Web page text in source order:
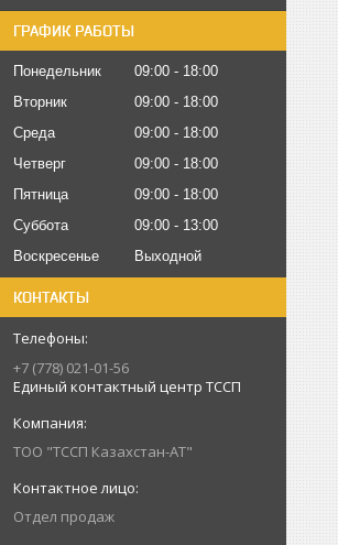
ГРАФИК РАБОТЫ
Понедельник 09:00
18:00
Вторник
09:00
18:00
Среда
09:00
18:00
Четверг
09:00
18:00
Пятница
09:00
18:00
Суббота
09:00
13:00
Воскресенье
Выходной
КОНТАКТЫ
+7 (778) 021-01-56
Единый контактный центр ТССП
ТОО "ТССП Казахстан-АТ"
Отдел продаж